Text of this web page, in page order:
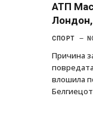
АТП
Лондон,
СПОРТ
Причина
влошила